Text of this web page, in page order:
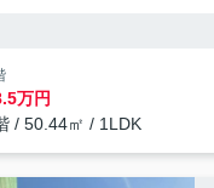
万円
/ 50.44㎡ / 1LDK